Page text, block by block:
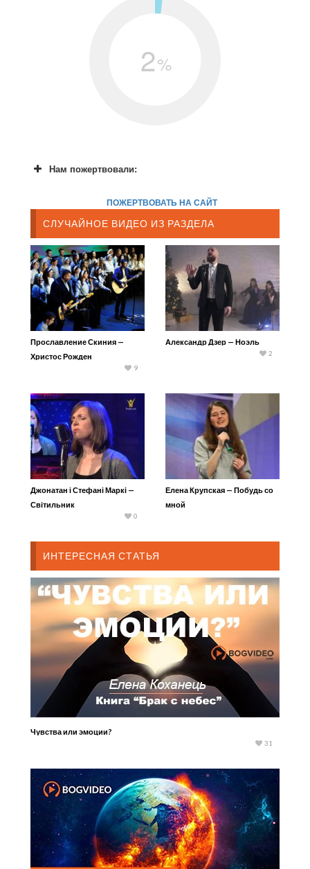
2%
Нам пожертвовали:
ПОЖЕРТВОВАТЬ НА САЙТ
СЛУЧАЙНОЕ ВИДЕО ИЗ РАЗДЕЛА
Прославление Скиния —
Христос Рожден
9
Александр Дзер — Ноэль
2
Джонатан і Стефані Маркі —
Світильник
0
Елена Крупская — Побудь со
мной
ИНТЕРЕСНАЯ СТАТЬЯ
Чувства или эмоции?
31